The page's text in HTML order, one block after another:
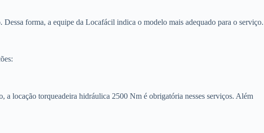
forma, a equipe da Locafácil indica o modelo mais adequado para o serviço.
a locação torqueadeira hidráulica 2500 Nm é obrigatória nesses serviços. Além